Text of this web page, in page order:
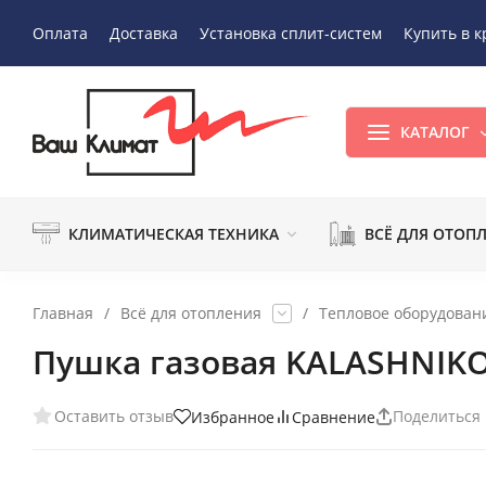
Оплата Доставка Установка сплит-систем Купить в
КАТАЛОГ
КЛИМАТИЧЕСКАЯ ТЕХНИКА ВСЁ ДЛЯ
Главная / Всё для отопления / Тепловое
Пушка газовая
Оставить отзыв Избранное Сравнение Поделиться